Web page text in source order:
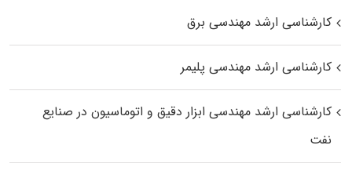
کارشناسی ارشد مهندسی برق
کارشناسی ارشد مهندسی پلیمر
کارشناسی ارشد مهندسی ابزار دقیق و اتوماسیون در صنایع
نفت